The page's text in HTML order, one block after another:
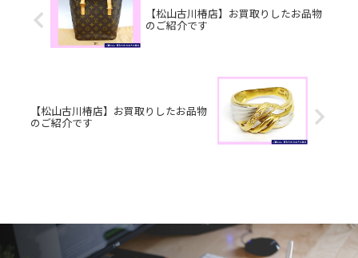
【松山古川椿店】お買取りしたお品物
のご紹介です
【松山古川椿店】お買取りしたお品物
のご紹介です